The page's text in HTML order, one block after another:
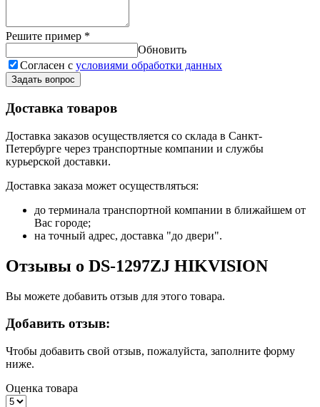
Решите пример *
Обновить
Согласен с условиями обработки данных
Задать вопрос
Доставка товаров
Доставка заказов осуществляется со склада в Санкт-
Петербурге через транспортные компании и службы
курьерской доставки.
Доставка заказа может осуществляться:
до терминала транспортной компании в ближайшем от
Вас городе;
на точный адрес, доставка "до двери".
Отзывы о DS-1297ZJ HIKVISION
Вы можете добавить отзыв для этого товара.
Добавить отзыв:
Чтобы добавить свой отзыв, пожалуйста, заполните форму
ниже.
Оценка товара